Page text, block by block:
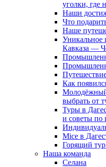
уголки, где
Наши
Что
Наше
Уникальное
Кавказа —
Как
Молодёжный
выбрать от
Туры в
и советы по
Mice в
Горящий
Наша команда
Селана